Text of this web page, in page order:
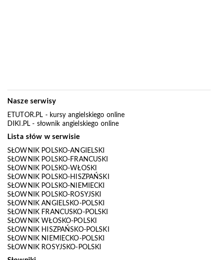
Nasze serwisy
ETUTOR.PL - kursy angielskiego online
DIKI.PL - słownik angielskiego online
Lista słów w serwisie
SŁOWNIK POLSKO-ANGIELSKI
SŁOWNIK POLSKO-FRANCUSKI
SŁOWNIK POLSKO-WŁOSKI
SŁOWNIK POLSKO-HISZPAŃSKI
SŁOWNIK POLSKO-NIEMIECKI
SŁOWNIK POLSKO-ROSYJSKI
SŁOWNIK ANGIELSKO-POLSKI
SŁOWNIK FRANCUSKO-POLSKI
SŁOWNIK WŁOSKO-POLSKI
SŁOWNIK HISZPAŃSKO-POLSKI
SŁOWNIK NIEMIECKO-POLSKI
SŁOWNIK ROSYJSKO-POLSKI